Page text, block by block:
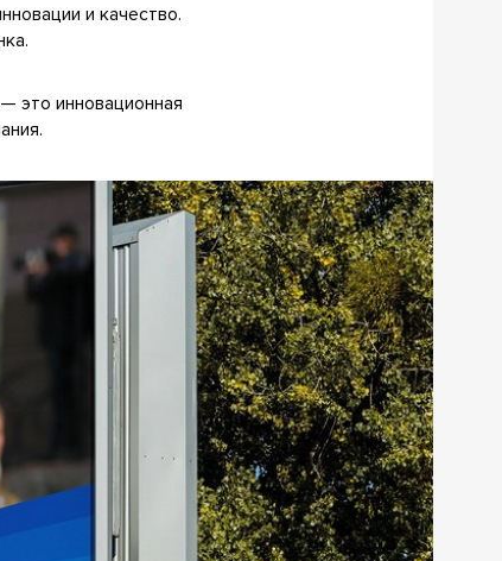
и качество.
это инновационная